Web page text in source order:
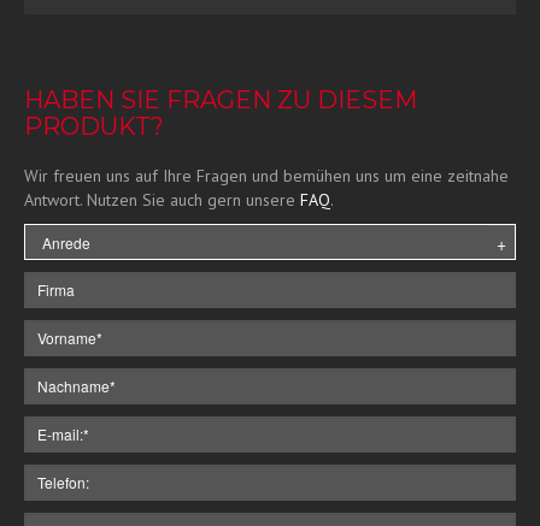
HABEN SIE FRAGEN ZU DIESEM
PRODUKT?
Wir freuen uns auf Ihre Fragen und bemühen uns um eine zeitnahe
Antwort. Nutzen Sie auch gern unsere FAQ.